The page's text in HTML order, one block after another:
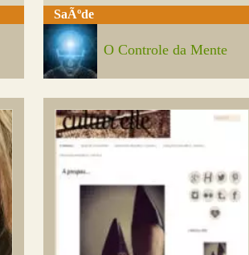
SaÃºde
O Controle da Mente